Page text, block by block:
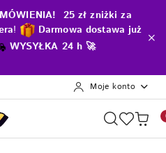
25 zł zniżki za
! Darmowa dostawa już
WYSYŁKA 24 h 🚀
Moje konto